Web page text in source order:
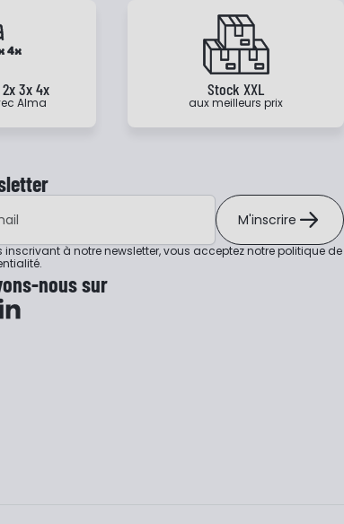
3x 4x
Alma
Stock XXL
aux meilleurs prix
e-mail
M'inscrire
inscrivant à notre newsletter, vous acceptez notrepolitique de
.
nous sur